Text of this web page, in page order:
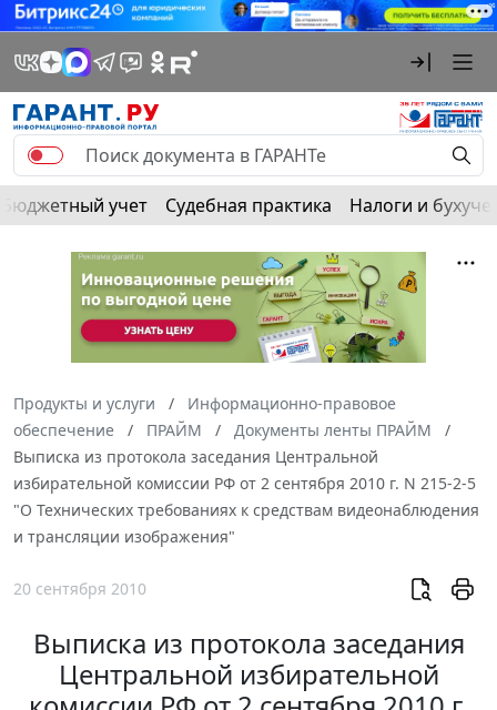
Бюджетный учет Судебная практика Налоги и
Продукты и услуги
Информационно-правовое
обеспечение
ПРАЙМ
Документы ленты ПРАЙМ
Выписка из протокола заседания Центральной
избирательной комиссии РФ от 2 сентября 2010 г. N 215-2-5
"О Технических требованиях к средствам видеонаблюдения
и трансляции изображения"
20 сентября 2010
Выписка из протокола заседания
Центральной избирательной